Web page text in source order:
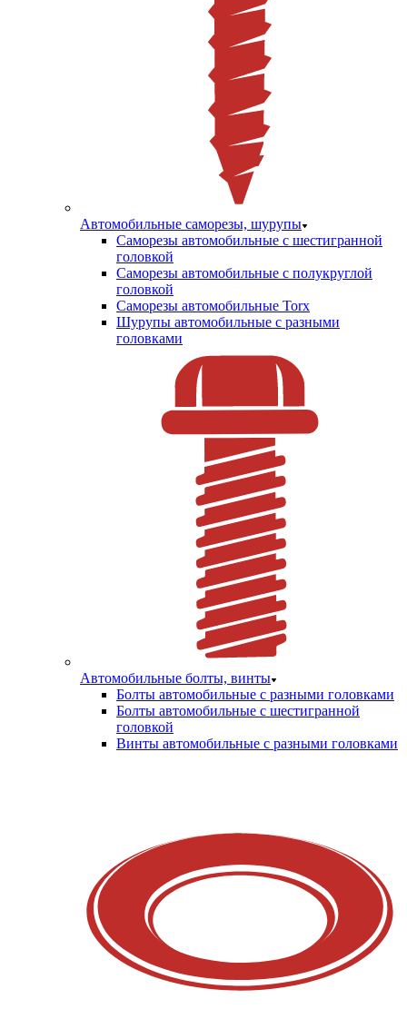
Автомобильные саморезы, шурупы
Саморезы автомобильные с шестигранной
головкой
Саморезы автомобильные с полукруглой
головкой
Саморезы автомобильные Torx
Шурупы автомобильные с разными
головками
Автомобильные болты, винты
Болты автомобильные с разными головками
Болты автомобильные с шестигранной
головкой
Винты автомобильные с разными головками